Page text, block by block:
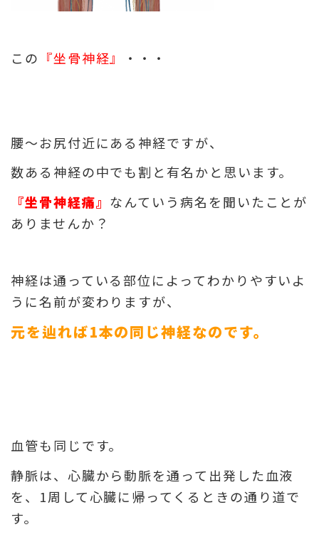
この 『坐骨神経』 ・・・
腰～お尻付近にある神経ですが、
数ある神経の中でも割と有名かと思います。
『坐骨神経痛』 なんていう病名を聞いたことが
ありませんか？
神経は通っている部位によってわかりやすいよ
うに名前が変わりますが、
元を辿れば1本の同じ神経なのです。
血管も同じです。
静脈は、心臓から動脈を通って出発した血液
を、1周して心臓に帰ってくるときの通り道で
す。